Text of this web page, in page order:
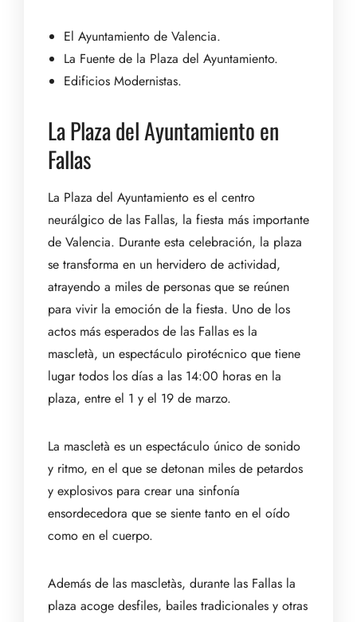
El Ayuntamiento de Valencia.
La Fuente de la Plaza del Ayuntamiento.
Edificios Modernistas.
La Plaza del Ayuntamiento en
Fallas
La Plaza del Ayuntamiento es el centro
neurálgico de las Fallas, la fiesta más importante
de Valencia. Durante esta celebración, la plaza
se transforma en un hervidero de actividad,
atrayendo a miles de personas que se reúnen
para vivir la emoción de la fiesta. Uno de los
actos más esperados de las Fallas es la
mascletà, un espectáculo pirotécnico que tiene
lugar todos los días a las 14:00 horas en la
plaza, entre el 1 y el 19 de marzo.
La mascletà es un espectáculo único de sonido
y ritmo, en el que se detonan miles de petardos
y explosivos para crear una sinfonía
ensordecedora que se siente tanto en el oído
como en el cuerpo.
Además de las mascletàs, durante las Fallas la
plaza acoge desfiles, bailes tradicionales y otras